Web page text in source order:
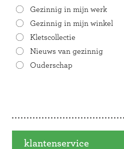
Gezinnig in mijn werk
Gezinnig in mijn winkel
Kletscollectie
Nieuws van gezinnig
Ouderschap
klantenservice